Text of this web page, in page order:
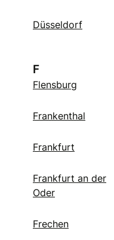
Düsseldorf
F
Flensburg
Frankenthal
Frankfurt
Frankfurt an der
Oder
Frechen